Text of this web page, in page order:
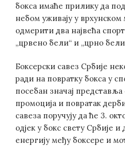
бокса имаће прилику да
небом уживају у врхунском
одмерити два највећа
„црвено бели“ и „црно
Боксерски савез Србије
ради на повратку бокса у
посебан значај представља
промоција и повратак
савеза поручују да ће 3.
одјек у бокс свету Србије
енергију међу боксере и